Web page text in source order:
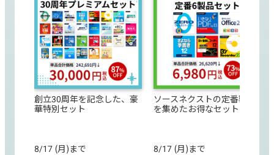
創立30周年を記念した、豪
華特別セット
8/17 (月)まで
ソースネクストの定番製品
を集めたお得なセット
8/17 (月)まで